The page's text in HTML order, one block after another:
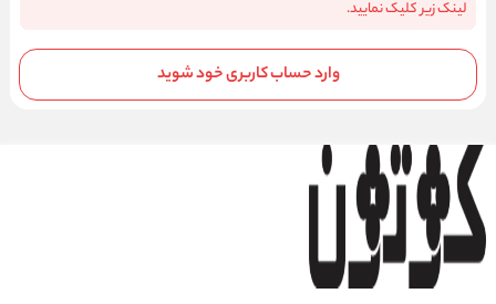
لینک زیر کلیک نمایید.
وارد حساب کاربری خود شوید